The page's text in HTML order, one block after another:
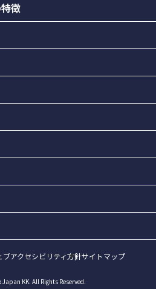
徴
ブアクセシビリティ方針サイトマップ
Japan KK. All Rights Reserved.